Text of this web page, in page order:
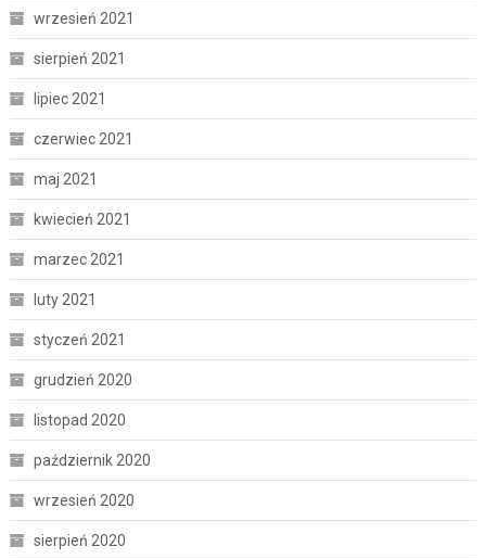
wrzesień 2021
sierpień 2021
lipiec 2021
czerwiec 2021
maj 2021
kwiecień 2021
marzec 2021
luty 2021
styczeń 2021
grudzień 2020
listopad 2020
październik 2020
wrzesień 2020
sierpień 2020